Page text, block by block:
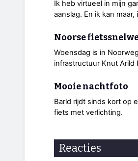
Ik heb virtueel in mijn
aanslag. En ik kan
Noorse
Woensdag is in
infrastructuur Knut Arild
Mooie nachtfoto
Barld rijdt sinds kort op
fiets met verlichting.
Reacties